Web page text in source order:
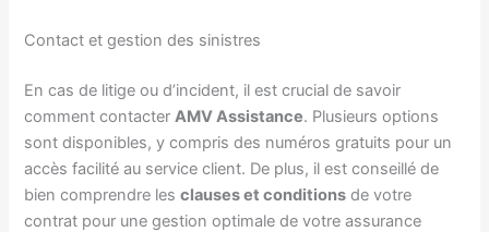
Contact et gestion des sinistres
En cas de litige ou d’incident, il est crucial de savoir
comment contacterAMV Assistance. Plusieurs options
sont disponibles, y compris des numéros gratuits pour un
accès facilité au service client. De plus, il est conseillé de
bien comprendre lesclauses et conditions de votre
contrat pour une gestion optimale de votre assurance